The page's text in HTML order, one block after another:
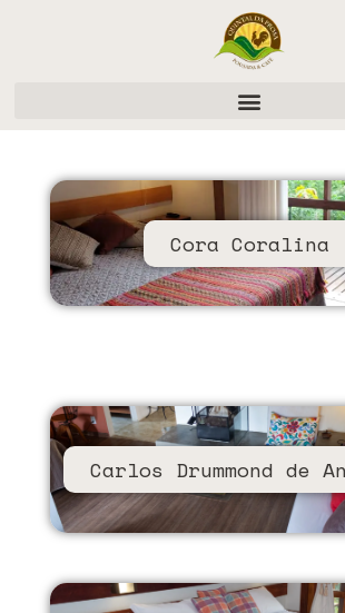
Cora Coralina
Carlos Drummond de